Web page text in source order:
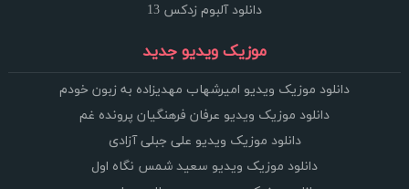
دانلود آلبوم زدکس 13
موزیک ویدیو جدید
دانلود موزیک ویدیو امیرشهاب مهدیزاده به زبون خودم
دانلود موزیک ویدیو عرفان فرهنگیان پرونده غم
دانلود موزیک ویدیو علی جبلی آزادی
دانلود موزیک ویدیو سعید شمس نگاه اول